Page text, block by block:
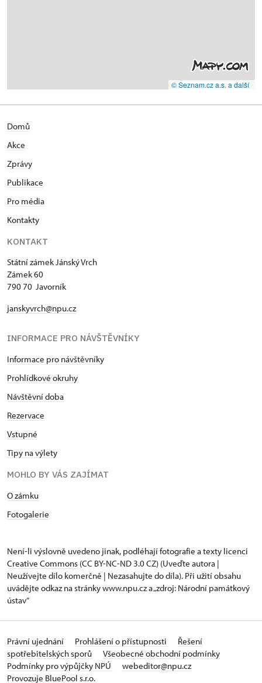
© Seznam.cz a.s. a další
Domů
Akce
Zprávy
Publikace
Pro média
Kontakty
KONTAKT
Státní zámek Jánský Vrch
Zámek 60
790 70 Javorník
janskyvrch@npu.cz
INFORMACE PRO NÁVŠTĚVNÍKY
Informace pro návštěvníky
Prohlídkové okruhy
Návštěvní doba
Rezervace
Vstupné
Tipy na výlety
MOHLO BY VÁS ZAJÍMAT
O zámku
Fotogalerie
Není-li výslovně uvedeno jinak, podléhají fotografie a texty licenci
Creative Commons (CC BY-NC-ND 3.0 CZ) (Uveďte autora |
Neužívejte dílo komerčně | Nezasahujte do díla). Při užití obsahu
uvádějte odkaz na stránky www.npu.cz a „zdroj: Národní památkový
ústav“
Právní ujednání Prohlášení o přístupnosti
Řešení
spotřebitelských sporů
Všeobecné obchodní podmínky
Podmínky pro výpůjčky NPÚ
webeditor@npu.cz
Provozuje BluePool s.r.o.